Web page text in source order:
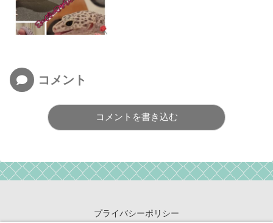
コメント
コメントを書き込む
プライバシーポリシー